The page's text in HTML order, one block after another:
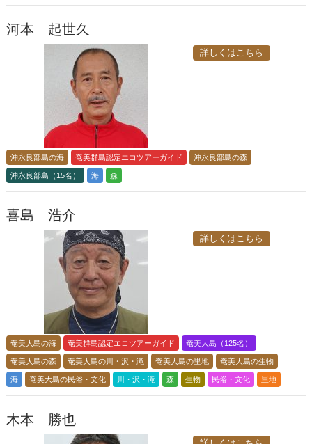
河本 起世久
詳しくはこちら
沖永良部島の海 奄美群島認定エコツアーガイド 沖永良部島の森
沖永良部島（15名） 海 森
喜島 浩介
詳しくはこちら
奄美大島の海 奄美群島認定エコツアーガイド 奄美大島（125名）
奄美大島の森 奄美大島の川・沢・滝 奄美大島の里地 奄美大島の生物
海 奄美大島の民俗・文化 川・沢・滝 森 生物 民俗・文化 里地
木本 勝也